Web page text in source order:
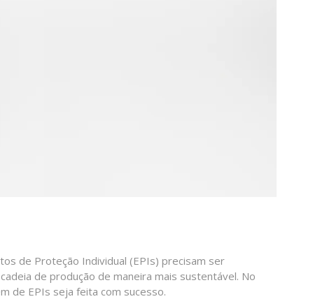
de Proteção Individual (EPIs) precisam ser
de produção de maneira mais sustentável. No
de EPIs seja feita com sucesso.